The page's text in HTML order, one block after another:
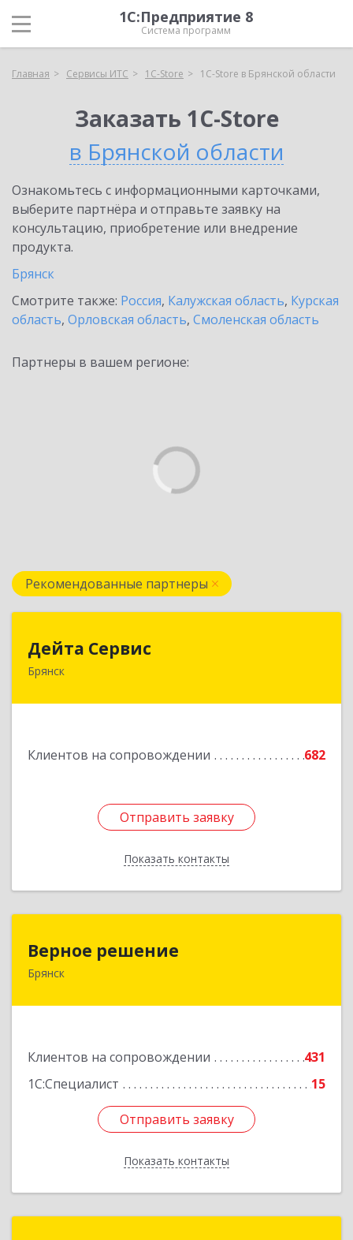
1С:Предприятие 8
Система программ
Главная Сервисы ИТС 1C-Store 1C-Store в Брянской области
Заказать 1C-Store
в Брянской области
Ознакомьтесь с информационными карточками,
выберите партнёра и отправьте заявку на
консультацию, приобретение или внедрение
продукта.
Брянск
Смотрите также: Россия, Калужская область, Курская
область, Орловская область, Смоленская область
Партнеры в вашем регионе:
Рекомендованные партнеры
Дейта Сервис
Брянск
Клиентов на сопровождении 682
Отправить заявку
Показать контакты
241035, Брянская обл, Брянск г, Ульянова ул,
Отправить заявку
Назад
Верное решение
Брянск
Клиентов на сопровождении
431
1С:Специалист
15
Отправить заявку
Показать контакты
241035, Брянская обл, Брянск г, Ульянова ул,
Отправить заявку
Назад